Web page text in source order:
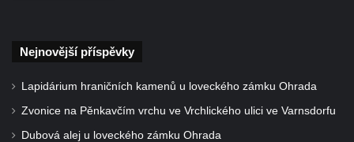
Starých Křečanech
Hrob Antona Reintsche na hřbitově ve
Nejnovější příspěvky
Lapidárium hraničních kamenů u loveckého zámku Ohrada
Zvonice na Pěnkavčím vrchu ve Vrchlického ulici ve Varnsdorfu
Dubová alej u loveckého zámku Ohrada